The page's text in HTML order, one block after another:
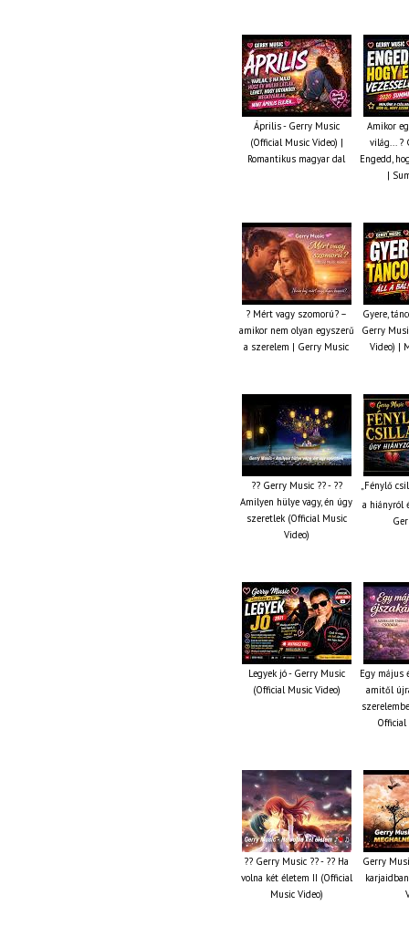
Április - Gerry Music
(Official Music Video) |
Romantikus magyar dal
Amikor
világ... ?
Engedd,
|
? Mért vagy szomorú? –
amikor nem olyan egyszerű
a szerelem | Gerry Music
Gyere,
Gerry
Video) |
?? Gerry Music ?? - ??
Amilyen hülye vagy, én úgy
szeretlek (Official Music
Video)
„Fénylő
a hiányról
Legyek jó - Gerry Music
(Official Music Video)
Egy május
amitől
Official
?? Gerry Music ?? - ?? Ha
volna két életem II (Official
Music Video)
Gerry